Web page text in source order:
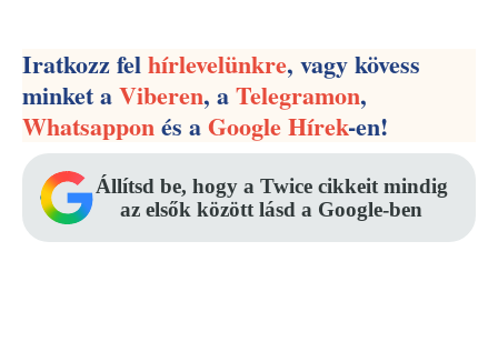
Iratkozz felhírlevelünkre, vagy kövess
minket aViberen, aTelegramon,
Whatsapponés aGoogle Hírek-en!
Állítsd be, hogy a Twice cikkeit mindig
az elsők között lásd a Google-ben